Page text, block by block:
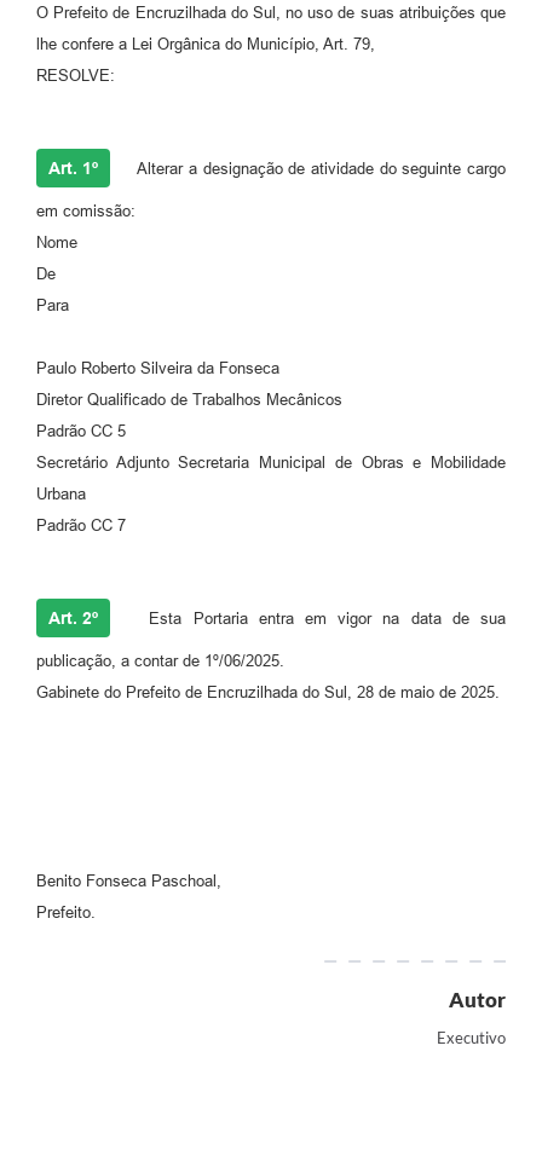
Relatório Ouvidoria 2021
Relatório Ouvidoria 2022
Galeria de Fotos
Negócios
O Prefeito de Encruzilhada do Sul, no uso de suas atribuições que
lhe confere a Lei Orgânica do Município, Art. 79,
RESOLVE:
Art. 1º Alterar a designação de atividade do seguinte cargo
em comissão:
Nome
De
Para
Paulo Roberto Silveira da Fonseca
Diretor Qualificado de Trabalhos Mecânicos
Padrão CC 5
Secretário Adjunto Secretaria Municipal de Obras e Mobilidade
Urbana
Padrão CC 7
Art. 2º Esta Portaria entra em vigor na data de sua
publicação, a contar de 1º/06/2025.
Gabinete do Prefeito de Encruzilhada do Sul, 28 de maio de 2025.
Benito Fonseca Paschoal,
Prefeito.
Autor
Executivo